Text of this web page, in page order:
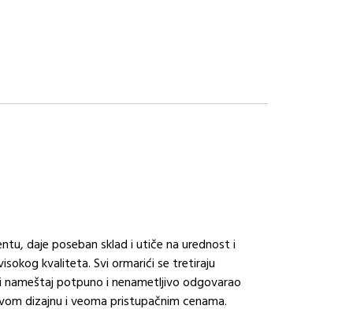
daje poseban sklad i utiče na urednost i
kvaliteta. Svi ormarići se tretiraju
nameštaj potpuno i nenametljivo odgovarao
dizajnu i veoma pristupačnim cenama.